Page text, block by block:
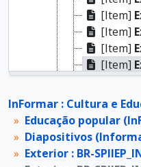
[Item]
[Item]
[Item]
[Item]
[Item]
[Item]
[Item]
[Item]
[Item]
[Item]
InFormar : Cultura e
Educação popular
Diapositivos
Exterior : BR-